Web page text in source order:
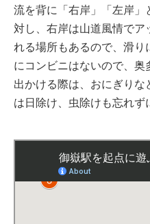
流を背に「右岸」「左岸」
対し、右岸は山道風情で
れる場所もあるので、滑り
にコンビニはないので、奥
出かける際は、おにぎり
は日除け、虫除けも忘れず